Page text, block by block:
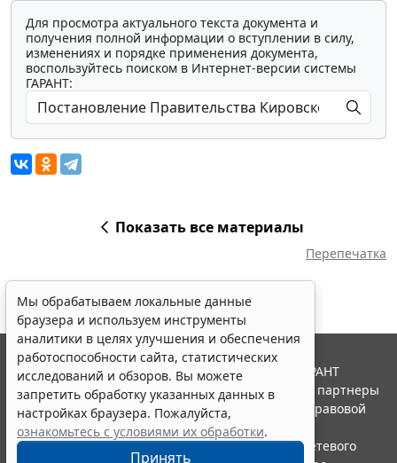
Для просмотра актуального текста документа и
получения полной информации о вступлении в силу,
изменениях и порядке применения документа,
воспользуйтесь поиском в Интернет-версии системы
ГАРАНТ:
Показать все материалы
Перепечатка
Мы обрабатываем локальные данные
браузера и используем инструменты
аналитики в целях улучшения и обеспечения
работоспособности сайта, статистических
исследований и обзоров. Вы можете
запретить обработку указанных данных в
настройках браузера. Пожалуйста,
ознакомьтесь с условиями их обработки.
Принять
© ООО "НПП "ГАРАНТ-СЕРВИС", 2026. Система ГАРАНТ
выпускается с 1990 года. Компания "Гарант" и ее партнеры
являются участниками Российской ассоциации правовой
информации ГАРАНТ.
Портал ГАРАНТ.РУ зарегистрирован в качестве сетевого